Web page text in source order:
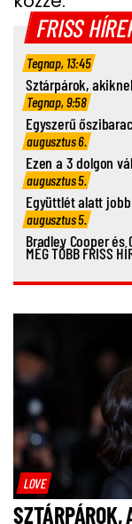
FRISS
Tegnap, 13:45
Sztárpárok,
Tegnap, 9:58
Egyszerű
augusztus 6.
Ezen a 3 dolgon
augusztus 5.
Együttlét alatt
augusztus 5.
Bradley Cooper
MÉG TÖBB FRISS
LOVE
SZTÁRPÁROK,